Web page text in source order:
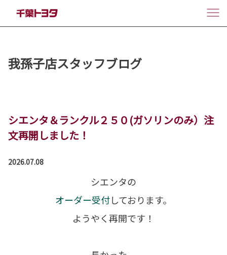
我孫子店スタッフブログ
シエンタ＆ランクル２５０(ガソリンのみ）注
文再開しました！
2026.07.08
シエンタの
オーダー受付しております。
ようやく再開です！